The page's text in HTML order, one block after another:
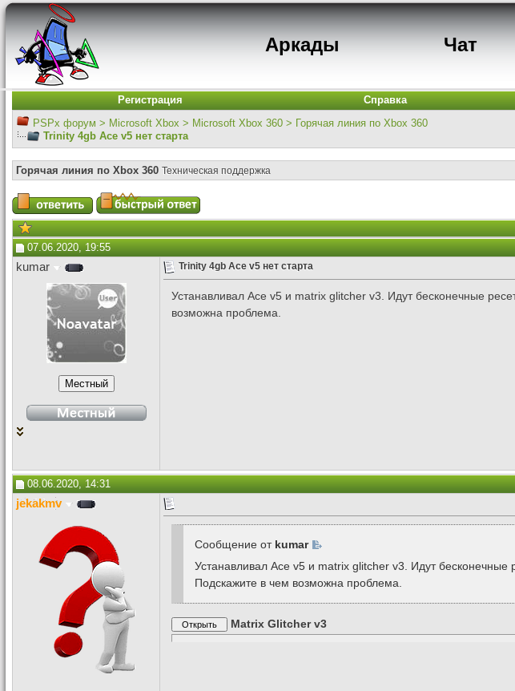
Аркады Чат
Регистрация Справка
PSPx форум > Microsoft Xbox > Microsoft Xbox 360 > Горячая линия по Xbox 360
Trinity 4gb Ace v5 нет старта
Горячая линия по Xbox 360 Техническая поддержка
07.06.2020, 19:55
kumar Trinity 4gb Ace v5 нет старта
Устанавливал Ace v5 и matrix glitcher v3. Идут бесконечные
возможна проблема.
08.06.2020, 14:31
jekakmv
Сообщение от kumar
Устанавливал Ace v5 и matrix glitcher v3. Идут бесконечные
Подскажите в чем возможна проблема.
Matrix Glitcher v3